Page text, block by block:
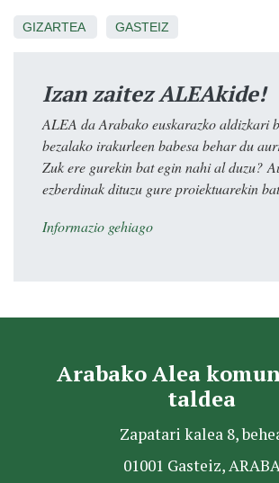
GIZARTEA GASTEIZ
Izan zaitez ALEAkide!
ALEA da Arabako euskarazko aldizkari
bezalako irakurleen babesa behar du
Zuk ere gurekin bat egin nahi al duzu?
ezberdinak dituzu gure proiektuarekin
Informazio gehiago
Arabako Alea
taldea
Zapatari kalea 8,
01001 Gasteiz,